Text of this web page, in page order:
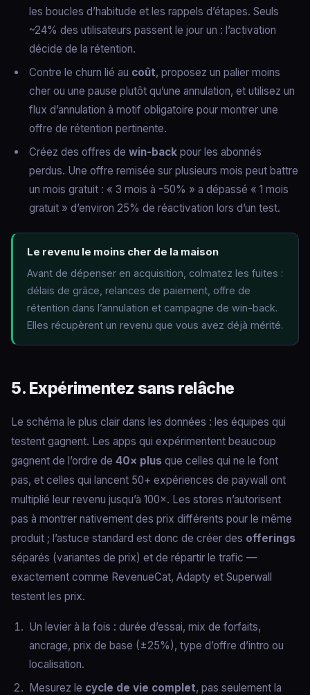
les boucles d’habitude et les rappels d’étapes. Seuls
~24% des utilisateurs passent le jour un : l’activation
décide de la rétention.
Contre le churn lié au coût, proposez un palier moins
cher ou une pause plutôt qu’une annulation, et utilisez un
flux d’annulation à motif obligatoire pour montrer une
offre de rétention pertinente.
Créez des offres de win-back pour les abonnés
perdus. Une offre remisée sur plusieurs mois peut battre
un mois gratuit : « 3 mois à -50% » a dépassé « 1 mois
gratuit » d’environ 25% de réactivation lors d’un test.
Le revenu le moins cher de la maison
Avant de dépenser en acquisition, colmatez les fuites :
délais de grâce, relances de paiement, offre de
rétention dans l’annulation et campagne de win-back.
Elles récupèrent un revenu que vous avez déjà mérité.
5. Expérimentez sans relâche
Le schéma le plus clair dans les données : les équipes qui
testent gagnent. Les apps qui expérimentent beaucoup
gagnent de l’ordre de 40× plus que celles qui ne le font
pas, et celles qui lancent 50+ expériences de paywall ont
multiplié leur revenu jusqu’à 100×. Les stores n’autorisent
pas à montrer nativement des prix différents pour le même
produit ; l’astuce standard est donc de créer des offerings
séparés (variantes de prix) et de répartir le trafic —
exactement comme RevenueCat, Adapty et Superwall
testent les prix.
Un levier à la fois : durée d’essai, mix de forfaits,
ancrage, prix de base (±25%), type d’offre d’intro ou
localisation.
Mesurez le cycle de vie complet, pas seulement la